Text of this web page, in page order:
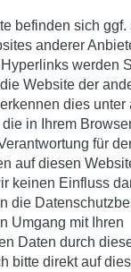
befinden sich ggf.
anderer
werden
Website der
dies unter
in Ihrem
für
auf diesen
keinen Einfluss
die
Umgang mit Ihren
Daten durch
bitte direkt auf